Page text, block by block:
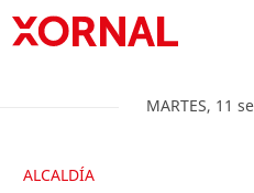
MARTES, 11
ALCALDÍA